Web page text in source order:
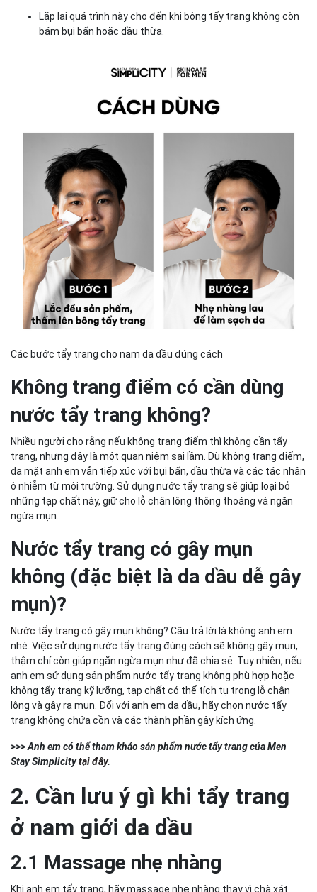
Lặp lại quá trình này cho đến khi bông tẩy trang không còn
bám bụi bẩn hoặc dầu thừa.
Các bước tẩy trang cho nam da dầu đúng cách
Không trang điểm có cần dùng
nước tẩy trang không?
Nhiều người cho rằng nếu không trang điểm thì không cần tẩy
trang, nhưng đây là một quan niệm sai lầm. Dù không trang điểm,
da mặt anh em vẫn tiếp xúc với bụi bẩn, dầu thừa và các tác nhân
ô nhiễm từ môi trường. Sử dụng nước tẩy trang sẽ giúp loại bỏ
những tạp chất này, giữ cho lỗ chân lông thông thoáng và ngăn
ngừa mụn.
Nước tẩy trang có gây mụn
không (đặc biệt là da dầu dễ gây
mụn)?
Nước tẩy trang có gây mụn không? Câu trả lời là không anh em
nhé. Việc sử dụng nước tẩy trang đúng cách sẽ không gây mụn,
thậm chí còn giúp ngăn ngừa mụn như đã chia sẻ. Tuy nhiên, nếu
anh em sử dụng sản phẩm nước tẩy trang không phù hợp hoặc
không tẩy trang kỹ lưỡng, tạp chất có thể tích tụ trong lỗ chân
lông và gây ra mụn. Đối với anh em da dầu, hãy chọn nước tẩy
trang không chứa cồn và các thành phần gây kích ứng.
>>> Anh em có thể tham khảo sản phẩm nước tẩy trang của Men
Stay Simplicitytại đây.
2. Cần lưu ý gì khi tẩy trang
ở nam giới da dầu
2.1 Massage nhẹ nhàng
Khi anh em tẩy trang, hãy massage nhẹ nhàng thay vì chà xát